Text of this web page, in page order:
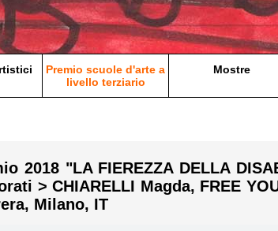
Premio scuole d'arte a
livello terziario
Mostre
2018 "LA FIEREZZA DELLA
> CHIARELLI Magda, FREE
Milano, IT